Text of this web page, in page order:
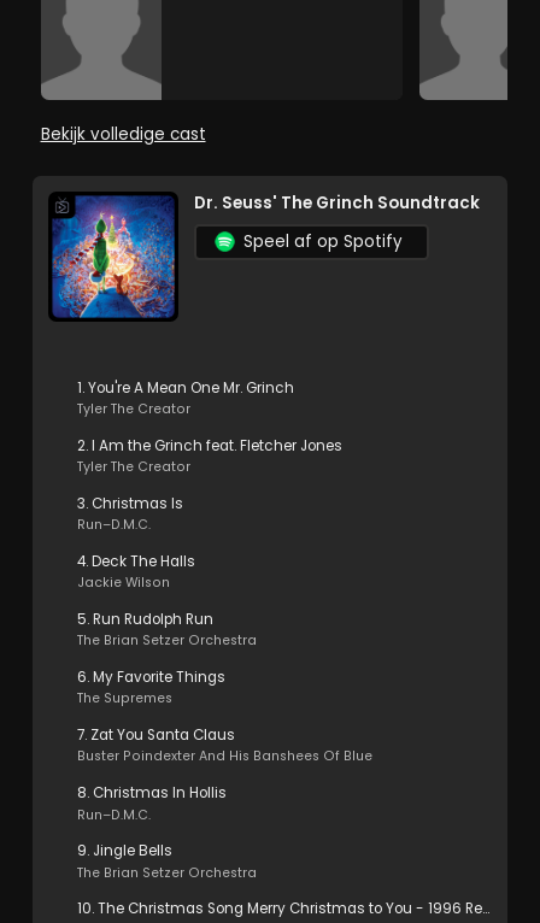
Bekijk volledige cast
Dr. Seuss' The Grinch Soundtrack
Speel af op Spotify
1. You're A Mean One Mr. Grinch
Tyler The Creator
2. I Am the Grinch feat. Fletcher Jones
Tyler The Creator
3. Christmas Is
Run–D.M.C.
4. Deck The Halls
Jackie Wilson
5. Run Rudolph Run
The Brian Setzer Orchestra
6. My Favorite Things
The Supremes
7. Zat You Santa Claus
Buster Poindexter And His Banshees Of Blue
8. Christmas In Hollis
Run–D.M.C.
9. Jingle Bells
The Brian Setzer Orchestra
10. The Christmas Song Merry Christmas to You - 1996 Remaster